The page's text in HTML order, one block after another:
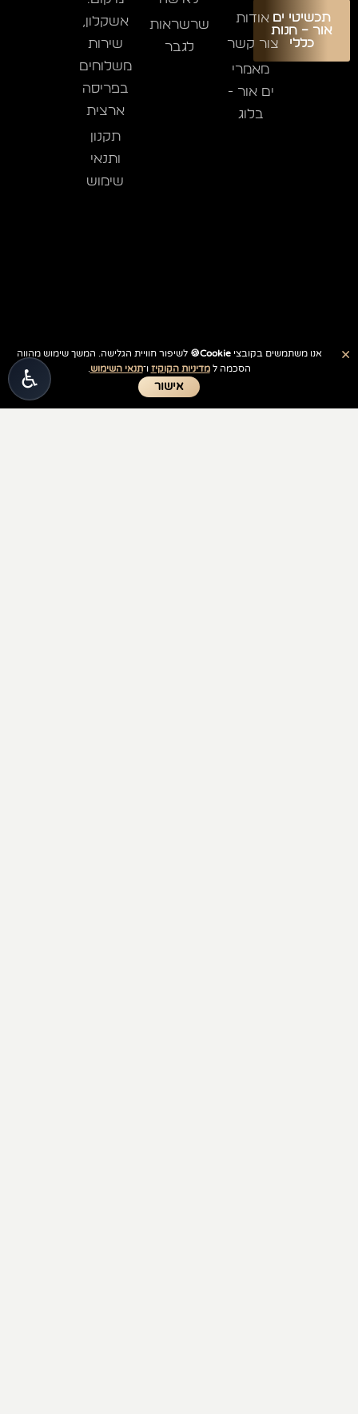
כל אחת מהאפשרויות מיוצרת תוך שימוש בחומרי גלם
איכותיים, גימור מקצועי וברק הנשמר לאורך זמן.
שרשרת שם אביגיל באנגלית בעיצוב אישי שמתאימה לכל
זהו תכשיט שניתן לענוד בכל יום והוא משתלב בצורה מושלמת
בערב. העיצוב הקלאסי מאפשר לענוד את השרשרת לבדה או
לשלב אותה עם שרשראות נוספות לקבלת מראה מודרני
גלם איכותיים, טכנולוגיות ייצור מתקדמות, ליטוש ידני ובקרת
איכות קפדנית כדי להבטיח שכל לקוח יקבל תכשיט ברמה
תכשיטי ים
אור – חנות
כללי
אודות
צור קשר
מאמרי
ים אור -
בלוג
שרשראות
לגבר
אשקלון,
שירות
משלוחים
בפריסה
ארצית
תקנון
ותנאי
שימוש
× אנו משתמשים בקובציCookie🍪
לשיפור חוויית הגלישה. המשך שימוש מהווה
הסכמה למדיניות הקוקיז ו־תנאי השימוש.
אישור ♿